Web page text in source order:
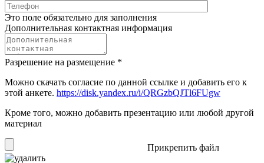
Это поле обязательно для заполнения
Дополнительная контактная информация
Разрешение на размещение *
Можно скачать согласие по данной ссылке и добавить его к
этой анкете. https://disk.yandex.ru/i/QRGzbQJTl6FUgw
Кроме того, можно добавить презентацию или любой другой
материал
Прикрепить файл